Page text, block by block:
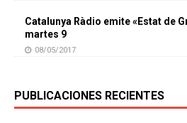
Catalunya Ràdio emite «Estat de
martes 9
08/05/2017
PUBLICACIONES RECIENTES